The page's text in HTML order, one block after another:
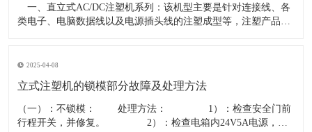
一、直立式AC/DC注塑机系列：该机型主要是针对连接线、各
类电子、电脑数据线以及电源插头线的注塑成型等，注塑产品精
各厂家机型的具体容模量，配置等有异，在选购前一定要求厂家
2025-04-08
立式注塑机的锁模部分故障及处理方法
（一）：不锁模： 处理方法： 1）：检查安全门前
行程开关，并修复。 2）：检查电箱内24V5A电源，换